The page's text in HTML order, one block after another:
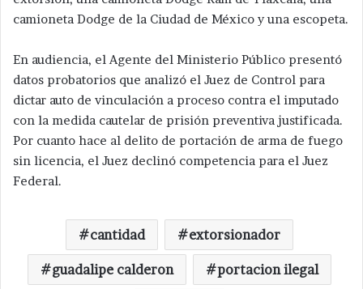
camioneta Dodge de la Ciudad de México y una escopeta.
En audiencia, el Agente del Ministerio Público presentó
datos probatorios que analizó el Juez de Control para
dictar auto de vinculación a proceso contra el imputado
con la medida cautelar de prisión preventiva justificada.
Por cuanto hace al delito de portación de arma de fuego
sin licencia, el Juez declinó competencia para el Juez
Federal.
cantidad extorsionador
guadalipe calderon portacion ilegal